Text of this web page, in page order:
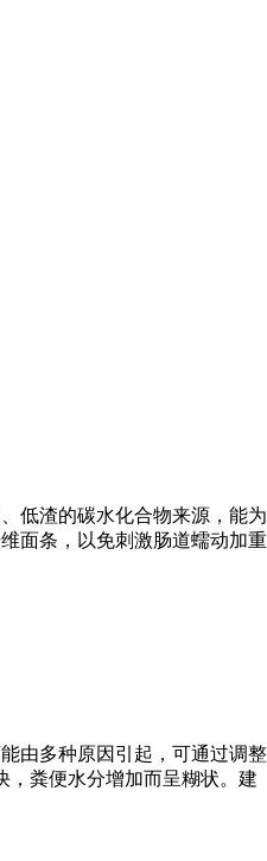
低渣的碳水化合物来源，能为
面条，以免刺激肠道蠕动加重
由多种原因引起，可通过调整
，粪便水分增加而呈糊状。建